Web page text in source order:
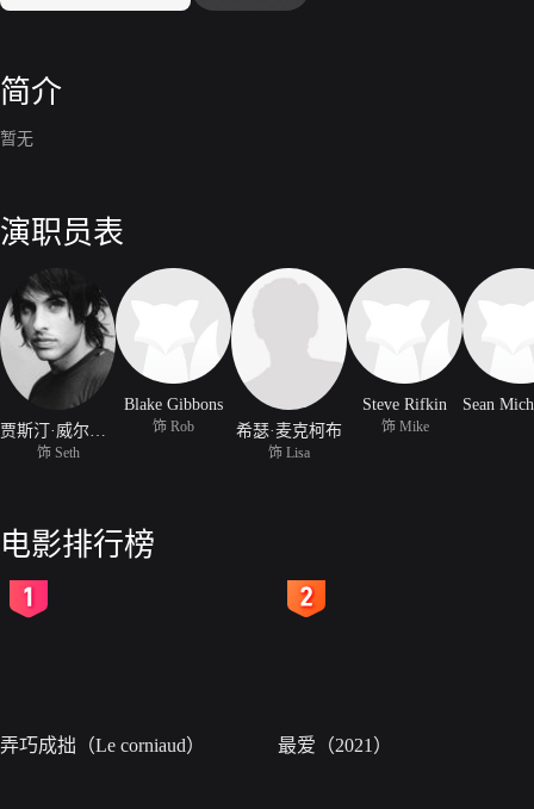
简介
暂无
演职员表
饰 Seth
Blake Gibbons
饰 Rob 希瑟·麦克柯布
饰 Lisa
Steve Rifkin
饰 Mike
电影排行榜
弄巧成拙（Le corniaud） 最爱（2021）